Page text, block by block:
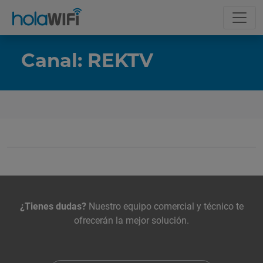
Canal: REKTV
¿Tienes dudas?Nuestro equipo comercial y técnico te
ofrecerán la mejor solución.